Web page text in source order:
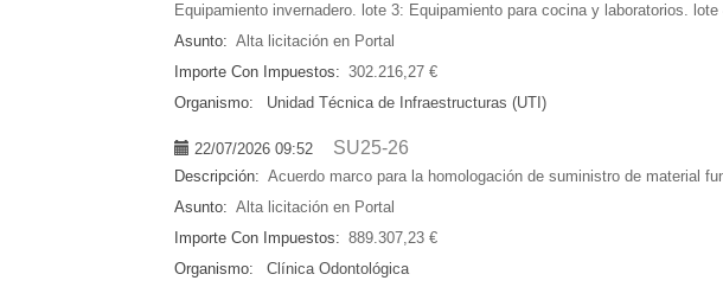
Equipamiento invernadero. lote 3: Equipamiento para cocina y laboratorios.
Asunto: Alta licitación en Portal
Importe Con Impuestos: 302.216,27 €
Organismo:
Unidad Técnica de Infraestructuras (UTI)
22/07/2026 09:52 SU25-26
Descripción: Acuerdo marco para la homologación de suministro de material
Asunto: Alta licitación en Portal
Importe Con Impuestos: 889.307,23 €
Organismo:
Clínica Odontológica